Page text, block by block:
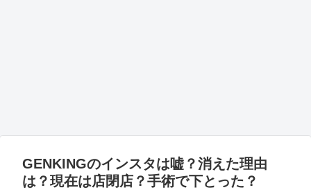
GENKINGのインスタは嘘？消えた理由
は？現在は店閉店？手術で下とった？